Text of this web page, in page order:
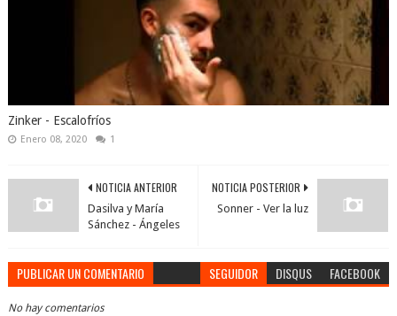
Zinker - Escalofríos
Enero 08, 2020 1
NOTICIA POSTERIOR
Sonner - Ver la luz
NOTICIA ANTERIOR
Dasilva y María
Sánchez - Ángeles
PUBLICAR UN COMENTARIO SEGUIDOR DISQUS FACEBOOK
No hay comentarios